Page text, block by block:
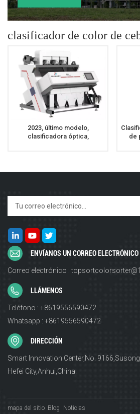
clasificador de color de
2023, último modelo,
clasificadora óptica,
de
ENVÍANOS UN CORREO ELECTRÓNICO
Correo electrónico :
LLÁMENOS
Teléfono : +8619556590472
Whatsapp : +8619556590472
DIRECCIÓN
Smart Innovation Center,No.
Hefei City,Anhui,China.
mapa del sitio Blog Noticias